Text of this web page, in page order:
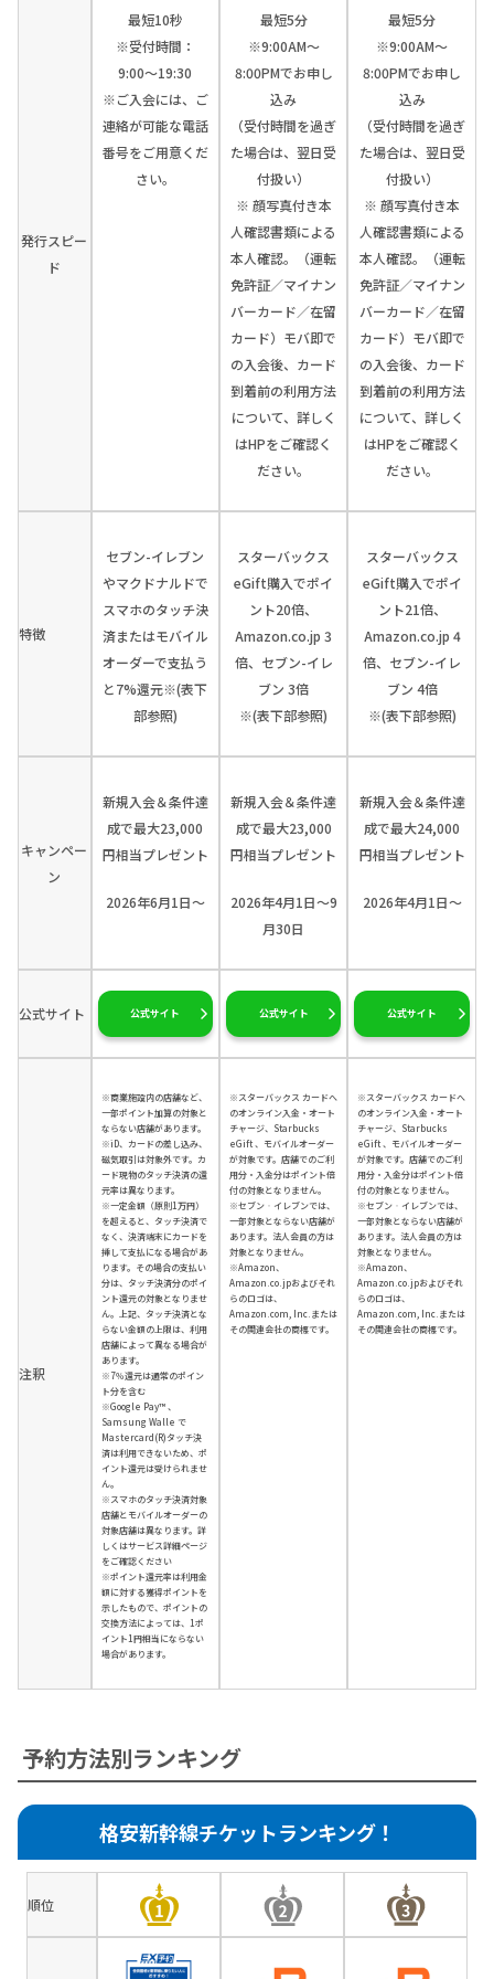
発行スピー
ド
最短10秒
※受付時間：
9:00〜19:30
※ご入会には、ご
連絡が可能な電話
番号をご用意くだ
さい。
最短5分
※9:00AM～
8:00PMでお申し
込み
（受付時間を過ぎ
た場合は、翌日受
付扱い）
※ 顔写真付き本
人確認書類による
本人確認。（運転
免許証／マイナン
バーカード／在留
カード）モバ即で
の入会後、カード
到着前の利用方法
について、詳しく
はHPをご確認く
ださい。
最短5分
※9:00AM～
8:00PMでお申し
込み
（受付時間を過ぎ
た場合は、翌日受
付扱い）
※ 顔写真付き本
人確認書類による
本人確認。（運転
免許証／マイナン
バーカード／在留
カード）モバ即で
の入会後、カード
到着前の利用方法
について、詳しく
はHPをご確認く
ださい。
特徴
セブン-イレブン
やマクドナルドで
スマホのタッチ決
済またはモバイル
オーダーで支払う
と7%還元※(表下
部参照)
スターバックス
eGift購入でポイ
ント20倍、
Amazon.co.jp 3
倍、セブン-イレ
ブン 3倍
※(表下部参照)
スターバックス
eGift購入でポイ
ント21倍、
Amazon.co.jp 4
倍、セブン-イレ
ブン 4倍
※(表下部参照)
キャンペー
ン
新規入会＆条件達
成で最大23,000
円相当プレゼント
2026年6月1日～
新規入会＆条件達
成で最大23,000
円相当プレゼント
2026年4月1日～9
月30日
新規入会＆条件達
成で最大24,000
円相当プレゼント
2026年4月1日～
公式サイト 公式サイト 公式サイト 公式サイト
注釈
※商業施設内の店舗など、
一部ポイント加算の対象と
ならない店舗があります。
※iD、カードの差し込み、
磁気取引は対象外です。カ
ード現物のタッチ決済の還
元率は異なります。
※一定金額（原則1万円）
を超えると、タッチ決済で
なく、決済端末にカードを
挿して支払になる場合があ
ります。その場合の支払い
分は、タッチ決済分のポイ
ント還元の対象となりませ
ん。上記、タッチ決済とな
らない金額の上限は、利用
店舗によって異なる場合が
あります。
※7％還元は通常のポイン
ト分を含む
※Google Pay™ 、
Samsung Walle で
Mastercard(R)タッチ決
済は利用できないため、ポ
イント還元は受けられませ
ん。
※スマホのタッチ決済対象
店舗とモバイルオーダーの
対象店舗は異なります。詳
しくはサービス詳細ページ
をご確認ください
※ポイント還元率は利用金
額に対する獲得ポイントを
示したもので、ポイントの
交換方法によっては、1ポ
イント1円相当にならない
場合があります。
※スターバックス カードへ
のオンライン入金・オート
チャージ、Starbucks
eGift 、モバイルオーダー
が対象です。店舗でのご利
用分・入金分はポイント倍
付の対象となりません。
※セブン‐イレブンでは、
一部対象とならない店舗が
あります。法人会員の方は
対象となりません。
※Amazon、
Amazon.co.jpおよびそれ
らのロゴは、
Amazon.com, Inc.または
その関連会社の商標です。
※スターバックス カードへ
のオンライン入金・オート
チャージ、Starbucks
eGift 、モバイルオーダー
が対象です。店舗でのご利
用分・入金分はポイント倍
付の対象となりません。
※セブン‐イレブンでは、
一部対象とならない店舗が
あります。法人会員の方は
対象となりません。
※Amazon、
Amazon.co.jpおよびそれ
らのロゴは、
Amazon.com, Inc.または
その関連会社の商標です。
予約方法別ランキング
格安新幹線チケットランキング！
順位